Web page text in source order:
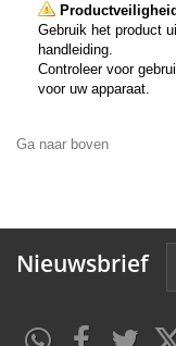
Gebruik het product
handleiding.
Controleer voor
voor uw apparaat.
Ga naar boven
Nieuwsbrief